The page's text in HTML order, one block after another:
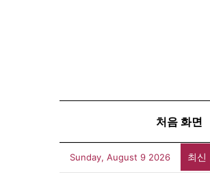
처음 화면
Sunday, August 9 2026 최신